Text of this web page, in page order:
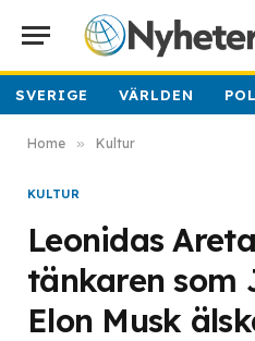
SVERIGE VÄRLDEN
Home » Kultur
KULTUR
Leonidas
tänkaren som
Elon Musk